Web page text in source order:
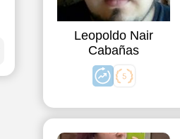
Leopoldo Nair
Cabañas